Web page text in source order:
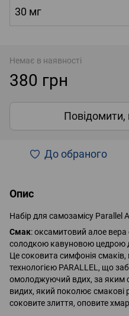
30 мг
Немає в наявності
380 грн
Повідомити,
До обраного
Опис
Набір для самозамісу Parallel
Смак: оксамитовий алое вера
солодкою кавуновою цедрою
Це соковита симфонія
технологією PARALLEL, що
омолоджуючий вдих, за яким
видих, який поколює смакові
соковите злиття, оповите